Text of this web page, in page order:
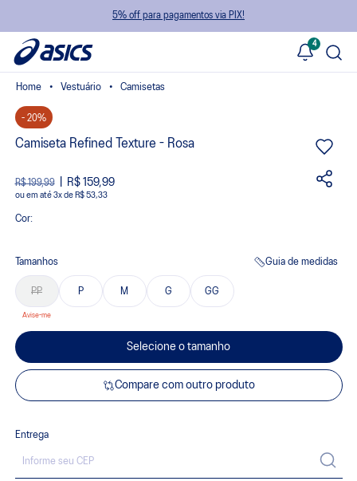
5% off para pagamentos via PIX!
4
Vestuário Camisetas
- 20%
Camiseta Refined Texture - Rosa
R$ 199,99 R$ 159,99
ou 3xde R$ 53,33
Cor:
Tamanhos Guia de medidas
PP P M G GG
Selecione o tamanho
Compare com outro produto
Entrega